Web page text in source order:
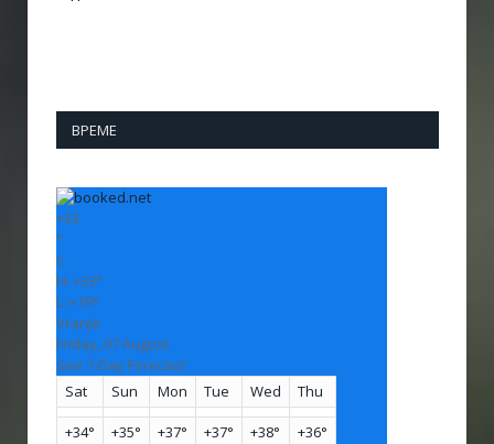
ВРЕМЕ
+33
°
C
H: +33°
L: +19°
Vranje
Friday, 07 August
See 7-Day Forecast
Sat
Sun Mon Tue Wed Thu
+34° +35° +37° +37° +38° +36°